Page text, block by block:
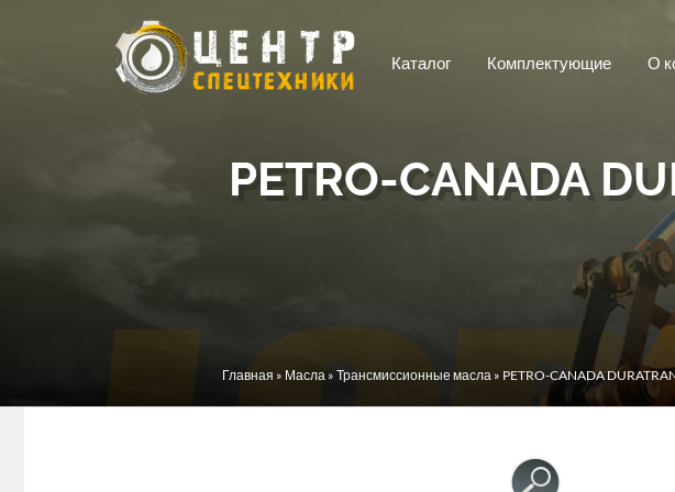
Перейти к основному содержанию
Каталог Комплектующие О
PETRO-CANADA
Вы здесь
Главная » Масла » Трансмиссионные масла » PETRO-CANADA